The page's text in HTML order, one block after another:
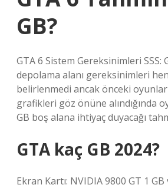
GB?
GTA 6 Sistem Gereksinimleri SSS:
depolama alanı gereksinimleri
belirlenmedi ancak önceki
grafikleri göz önüne alındığında
GB boş alana ihtiyaç duyacağı
GTA kaç GB 2024?
Ekran Kartı: NVIDIA 9800 GT 1